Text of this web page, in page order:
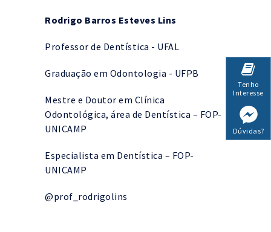
Rodrigo Barros Esteves Lins
Professor de Dentística - UFAL
Graduação em Odontologia - UFPB
Mestre e Doutor em Clínica
Odontológica, área de Dentística – FOP-
UNICAMP
Especialista em Dentística – FOP-
UNICAMP
@‌prof_rodrigolins
Tenho
Interesse
Dúvidas?